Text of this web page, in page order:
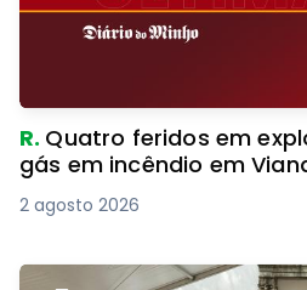
R. Quatro feridos em
gás em incêndio em
2 agosto 2026